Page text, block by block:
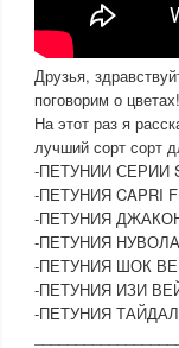
Друзья,
поговорим о цветах!
На этот раз я
лучший сорт сорт
-ПЕТУНИИ СЕРИИ
-ПЕТУНИЯ CAPRI
-ПЕТУНИЯ
-ПЕТУНИЯ
-ПЕТУНИЯ ШОК
-ПЕТУНИЯ ИЗИ
-ПЕТУНИЯ